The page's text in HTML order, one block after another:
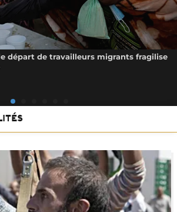
départ de travailleurs migrants fragilise